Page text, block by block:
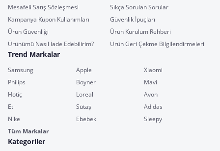
Mesafeli Satış Sözleşmesi
Sıkça Sorulan Sorular
Kampanya Kupon Kullanımları
Güvenlik İpuçları
Ürün Güvenliği
Ürün Kurulum Rehberi
Ürünümü Nasıl İade Edebilirim?
Ürün Geri Çekme Bilgilendirmeleri
Trend Markalar
Samsung Apple
Xiaomi
Philips
Boyner
Mavi
Hotiç
Loreal
Avon
Eti
Sütaş
Adidas
Nike
Ebebek
Sleepy
Tüm Markalar
Kategoriler